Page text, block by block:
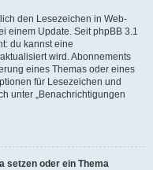
den Lesezeichen in Web-
einem Update. Seit phpBB 3.1
du kannst eine
wird. Abonnements
eines Themas oder eines
für Lesezeichen und
unter „Benachrichtigungen
setzen oder ein Thema